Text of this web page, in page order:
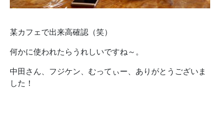
某カフェで出来高確認（笑）
何かに使われたらうれしいですね～。
中田さん、フジケン、むってぃー、ありがとうございま
した！